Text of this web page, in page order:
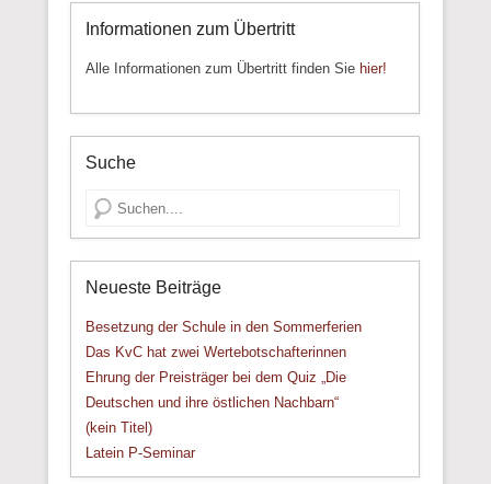
Informationen zum Übertritt
Alle Informationen zum Übertritt finden Sie hier!
Suche
Suche
Neueste Beiträge
Besetzung der Schule in den Sommerferien
Das KvC hat zwei Wertebotschafterinnen
Ehrung der Preisträger bei dem Quiz „Die
Deutschen und ihre östlichen Nachbarn“
(kein Titel)
Latein P-Seminar